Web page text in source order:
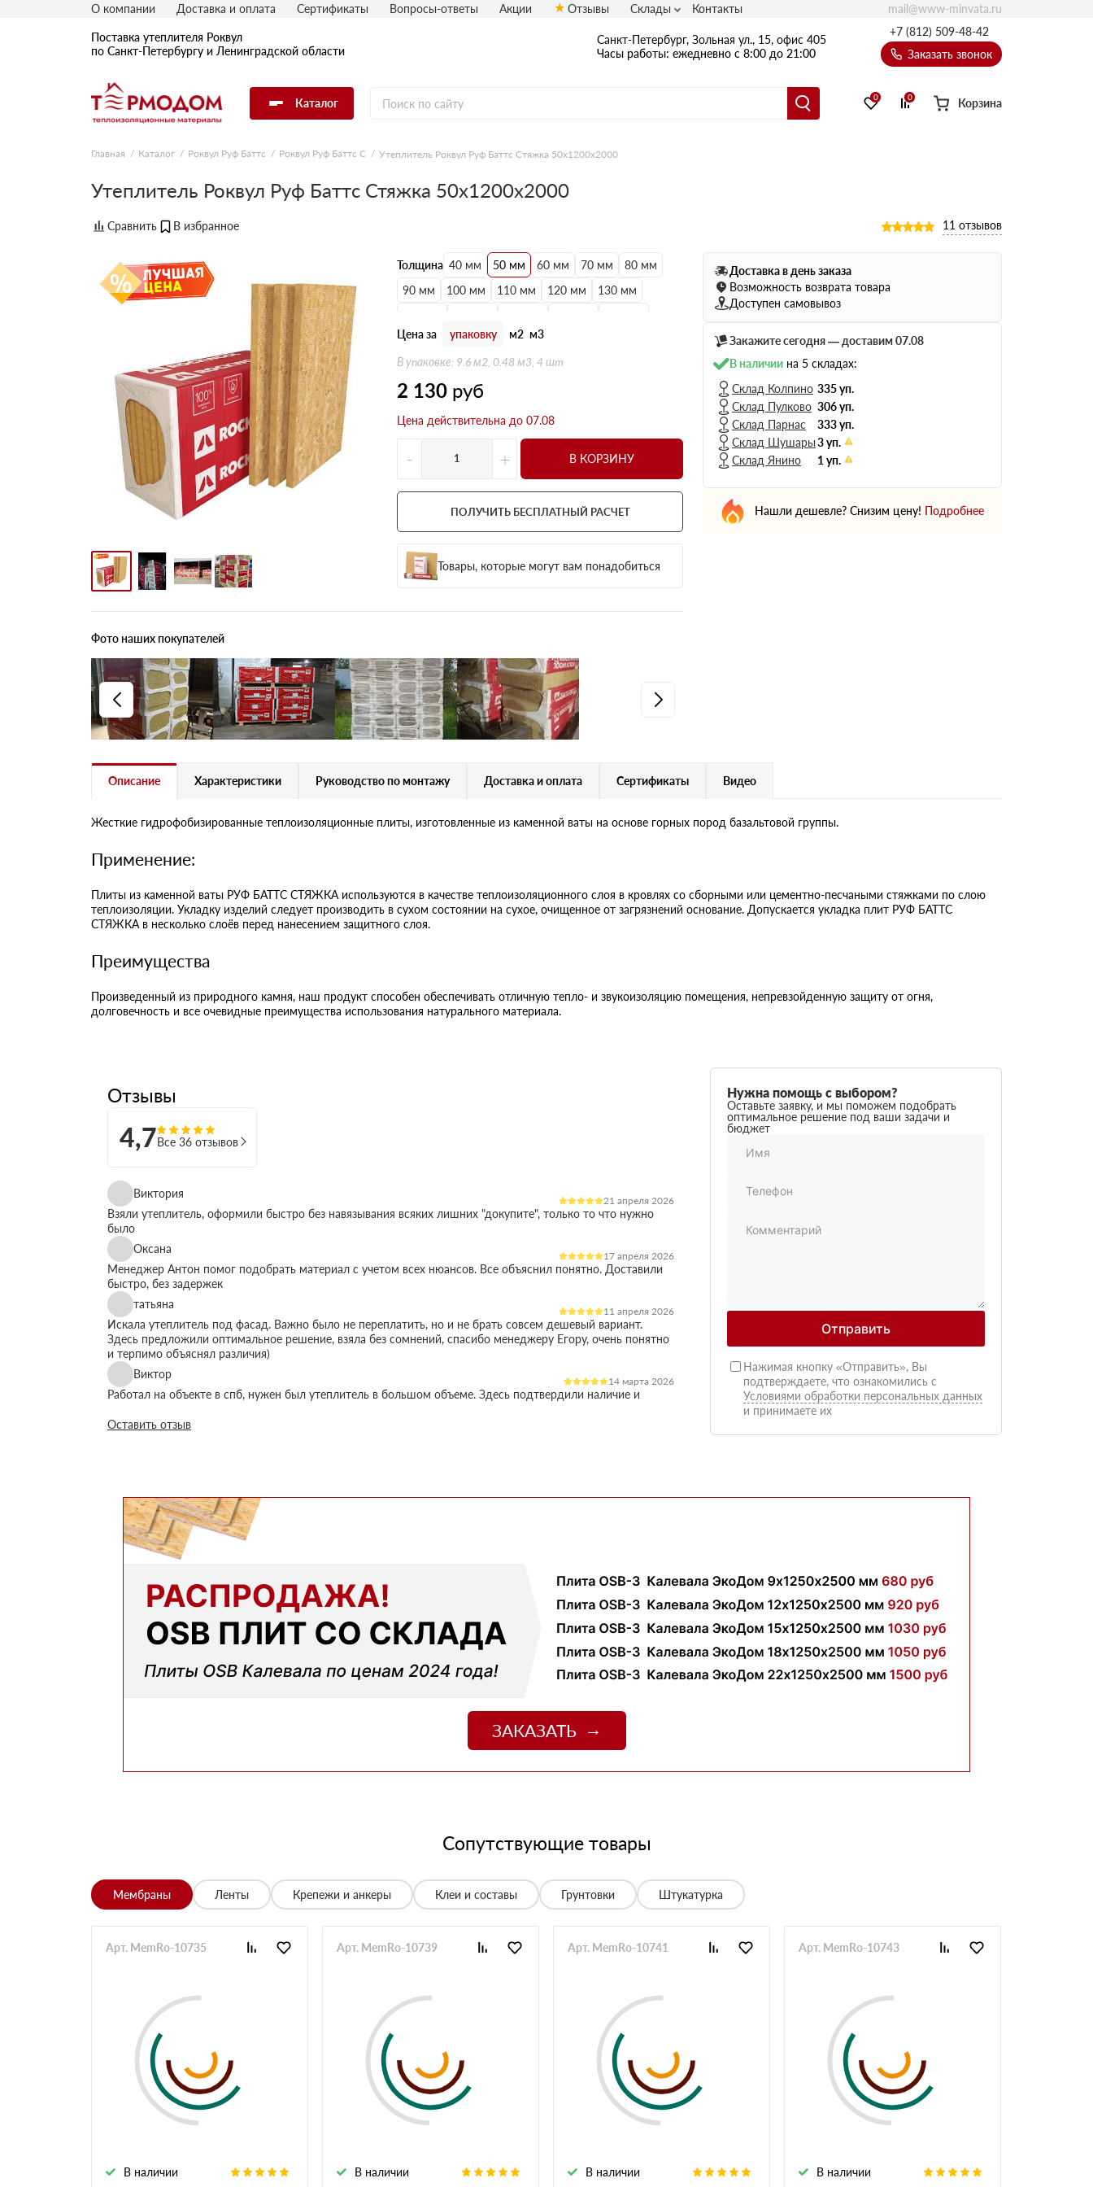
Поставка утеплителя Роквул
по Санкт-Петербургу и Ленинградской области
Санкт-Петербург, Зольная ул., 15, офис 405
Часы работы: ежедневно с 8:00 до 21:00
+7 (812) 509-48-42
Заказать звонок
Каталог 0 0 Корзина
О компании Доставка и оплата Сертификаты Вопросы-ответы Акции Отзывы Склады Контакты mail@www-minvata.ru
Главная Каталог Роквул Руф Баттс Роквул Руф Баттс C Утеплитель Роквул Руф Баттс Стяжка 50х1200х2000
Утеплитель Роквул Руф Баттс Стяжка 50х1200х2000
11 отзывов
Толщина 40 мм 50 мм 60 мм 70 мм
80 мм
90 мм
100 мм 110 мм 120 мм
130 мм
190 мм
200 мм 210 мм
240 мм
250 мм
Цена за упаковку м2 м3
В упаковке: 9.6 м2, 0.48 м3, 4 шт
2 130 руб
Цена действительна до 07.08
- + В КОРЗИНУ
ПОЛУЧИТЬ БЕСПЛАТНЫЙ РАСЧЕТ
Товары, которые могут вам понадобиться
Фото наших покупателей
Доставка в день заказа
Возможность возврата товара
Доступен самовывоз
Закажите сегодня — доставим 07.08
В наличии на 5 складах:
Склад Колпино 335 уп.
Склад Пулково 306 уп.
Склад Парнас
333 уп.
Склад Шушары3 уп.
Склад Янино
1 уп.
Нашли дешевле? Снизим цену! Подробнее
Описание Характеристики Руководство по монтажу Доставка и оплата Сертификаты Видео
Жесткие гидрофобизированные теплоизоляционные плиты, изготовленные из каменной ваты на основе горных пород базальтовой группы.
Применение:
Плиты из каменной ваты РУФ БАТТС СТЯЖКА используются в качестве теплоизоляционного слоя в кровлях со сборными или цементно-песчаными стяжками по слою
теплоизоляции. Укладку изделий следует производить в сухом состоянии на сухое, очищенное от загрязнений основание. Допускается укладка плит РУФ БАТТС
СТЯЖКА в несколько слоёв перед нанесением защитного слоя.
Преимущества
Произведенный из природного камня, наш продукт способен обеспечивать отличную тепло- и звукоизоляцию помещения, непревзойденную защиту от огня,
долговечность и все очевидные преимущества использования натурального материала.
Отзывы
4,7Все 36 отзывов
Виктория
21 апреля 2026
Взяли утеплитель, оформили быстро без навязывания всяких лишних "докупите", только то что нужно
было
Оксана
17 апреля 2026
Менеджер Антон помог подобрать материал с учетом всех нюансов. Все объяснил понятно. Доставили
быстро, без задержек
татьяна
11 апреля 2026
Искала утеплитель под фасад. Важно было не переплатить, но и не брать совсем дешевый вариант.
Здесь предложили оптимальное решение, взяла без сомнений, спасибо менеджеру Егору, очень понятно
и терпимо объяснял различия)
Виктор
14 марта 2026
Работал на объекте в спб, нужен был утеплитель в большом объеме. Здесь подтвердили наличие и
Максим
Заказывал утеплитель для дачи. Объем небольшой, но отношение нормальное, наверное будем
заказывать еще
Денис
Понадобился утеплитель срочно. В термодом впервые покупал, быстро отработали заявку и уже на
Наталья
12 октября 2025
Обращались в вашу компанию впервые. Сравнивали с другими поставщиками, здесь получилось
выгоднее. Плюс удобно, что оплата после получения, муж принял доставку и только потом оплатил
01 сентября 2025
Оформили быстро, доставку сделали без задержек и больше сказать нечего, четко и по делу
Заказывала утеплитель для перекрытий. Менеджер Денис объяснил разницу между материалами и
помог выбрать. Взяли оптимальный вариант по цене. Доставили без задержек
13 июня 2025
Обыскались определенный утеплитель роквул, спасибо менеджеру Алёне с организацией доставки с
Николай
28 мая 2025
Начал сотрудничать недавно, нареканий вообще нет, работаю уже напрямую с менеджером, что удобно.
20 мая 2025
Брали утеплитель несколькими партиями, на той неделе получили вторую. Всё супер
Заказывали с самовывозом, по качеству вопросов нет. Единственное неудобство было с проездом к
складу, навигатор не туда завёл. Позвонили менеджеру, объяснил нормально. Забрали без проблем,
ребята на месте помогли загрузить
Павел
12 мая 2025
Стройка в сложном месте, доставку организовали без лишних вопросов, спасибо менеджеру Евгению
Андрей
04 мая 2025
Все упаковки целые, первая партия пришла вовремя, есть нужный транспорт, если сложный подъезд на
Работаю с менеджером Александром, всегда все поставки вовремя, есть скидки при большом объеме
Оставить отзыв
Нужна помощь с выбором?
Оставьте заявку, и мы поможем подобрать
оптимальное решение под ваши задачи и
бюджет
Отправить
Нажимая кнопку «Отправить», Вы
подтверждаете, что ознакомились с
Условиями обработки персональных данных
и принимаете их
ЗАКАЗАТЬ
Сопутствующие товары
Мембраны Ленты Крепежи и анкеры Клеи и составы Грунтовки Штукатурка
В наличии
Арт. MemRo-10735
В наличии
Арт. MemRo-10739
В наличии
Арт. MemRo-10741
В наличии
Арт. MemRo-10743